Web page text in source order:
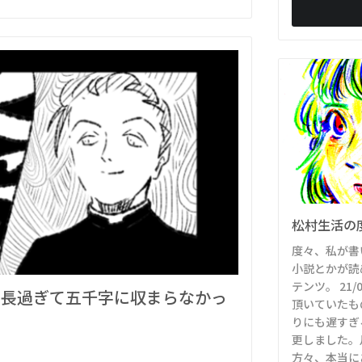
過ぎて五千字に収まらなかっ
松村生活の
度々、私が
小説とかが
テンツ。 21/
頂いていた
りにも遅す
更しました
方々、本当